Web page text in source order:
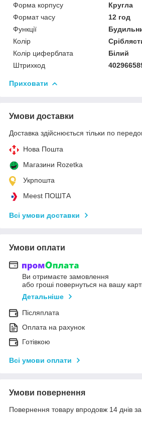
Форма корпусу
Кругла
Формат часу
12 год
Функції
Колір
Колір циферблата
Білий
Штрихкод
Приховати
Умови доставки
Доставка здійснюється тільки по
Нова Пошта
Магазини Rozetka
Укрпошта
Meest ПОШТА
Всі умови доставки
Умови оплати
Ви отримаєте замовлення
або гроші повернуться на вашу
Детальніше
Післяплата
Оплата на рахунок
Готівкою
Всі умови оплати
Умови повернення
Повернення товару впродовж 14 днів